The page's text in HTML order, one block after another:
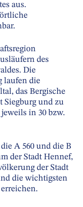
aus.
des
Die
laufen die
das Bergische
Siegburg und zu
in 30 bzw.
A 560 und die B
der Stadt Hennef,
der Stadt
die wichtigsten